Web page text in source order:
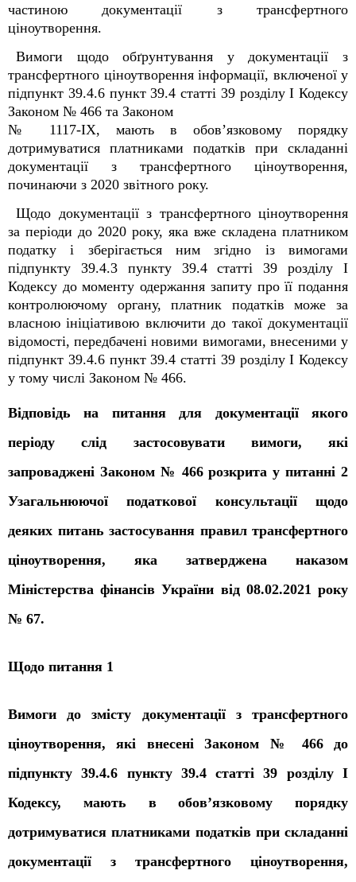
частиною документації з трансфертного
ціноутворення.
Вимоги щодо обґрунтування у документації з
трансфертного ціноутворення інформації, включеної у
підпункт 39.4.6 пункт 39.4 статті 39 розділу I Кодексу
Законом № 466 та Законом
№ 1117-IX, мають в обов’язковому порядку
дотримуватися платниками податків при складанні
документації з трансфертного ціноутворення,
починаючи з 2020 звітного року.
Щодо документації з трансфертного ціноутворення
за періоди до 2020 року, яка вже складена платником
податку і зберігається ним згідно із вимогами
підпункту 39.4.3 пункту 39.4 статті 39 розділу I
Кодексу до моменту одержання запиту про її подання
контролюючому органу, платник податків може за
власною ініціативою включити до такої документації
відомості, передбачені новими вимогами, внесеними у
підпункт 39.4.6 пункт 39.4 статті 39 розділу I Кодексу
у тому числі Законом № 466.
Відповідь на питання для документації якого
періоду слід застосовувати вимоги, які
запроваджені Законом № 466 розкрита у питанні 2
Узагальнюючої податкової консультації щодо
деяких питань застосування правил трансфертного
ціноутворення, яка затверджена наказом
Міністерства фінансів України від 08.02.2021 року
№ 67.
Щодо питання 1
Вимоги до змісту документації з трансфертного
ціноутворення, які внесені Законом № 466 до
підпункту 39.4.6 пункту 39.4 статті 39 розділу I
Кодексу, мають в обов’язковому порядку
дотримуватися платниками податків при складанні
документації з трансфертного ціноутворення,